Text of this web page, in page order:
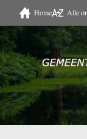
Naar hoofdinhoud
Home Alle